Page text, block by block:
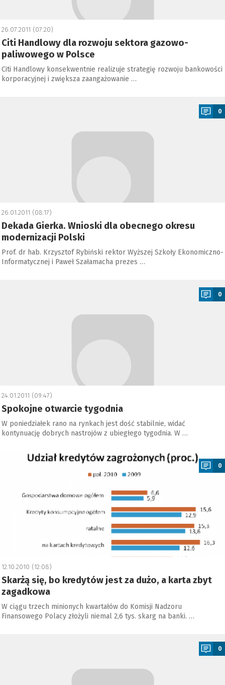
26.07.2011 (07:20)
Citi Handlowy dla rozwoju sektora gazowo-
paliwowego w Polsce
Citi Handlowy konsekwentnie realizuje strategię rozwoju bankowości
korporacyjnej i zwiększa zaangażowanie …
0
26.01.2011 (08:17)
Dekada Gierka. Wnioski dla obecnego okresu
modernizacji Polski
Prof. dr hab. Krzysztof Rybiński rektor Wyższej Szkoły Ekonomiczno-
Informatycznej i Paweł Szałamacha prezes …
0
24.01.2011 (09:47)
Spokojne otwarcie tygodnia
W poniedziałek rano na rynkach jest dość stabilnie, widać
kontynuację dobrych nastrojów z ubiegłego tygodnia. W …
0
12.10.2010 (12:08)
Skarżą się, bo kredytów jest za dużo, a karta zbyt
zagadkowa
W ciągu trzech minionych kwartałów do Komisji Nadzoru
Finansowego Polacy złożyli niemal 2,6 tys. skarg na banki. …
0